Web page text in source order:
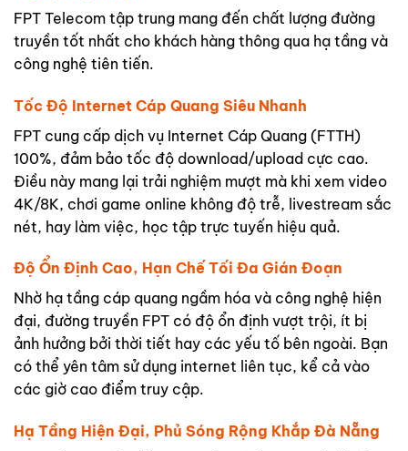
FPT Telecom tập trung mang đến chất lượng đường
truyền tốt nhất cho khách hàng thông qua hạ tầng và
công nghệ tiên tiến.
Tốc Độ Internet Cáp Quang Siêu Nhanh
FPT cung cấp dịch vụ Internet Cáp Quang (FTTH)
100%, đảm bảo tốc độ download/upload cực cao.
Điều này mang lại trải nghiệm mượt mà khi xem video
4K/8K, chơi game online không độ trễ, livestream sắc
nét, hay làm việc, học tập trực tuyến hiệu quả.
Độ Ổn Định Cao, Hạn Chế Tối Đa Gián Đoạn
Nhờ hạ tầng cáp quang ngầm hóa và công nghệ hiện
đại, đường truyền FPT có độ ổn định vượt trội, ít bị
ảnh hưởng bởi thời tiết hay các yếu tố bên ngoài. Bạn
có thể yên tâm sử dụng internet liên tục, kể cả vào
các giờ cao điểm truy cập.
Hạ Tầng Hiện Đại, Phủ Sóng Rộng Khắp Đà Nẵng